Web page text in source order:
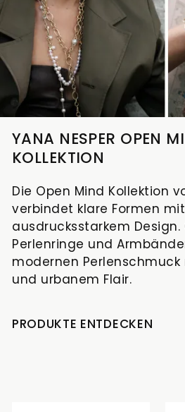
YANA NESPER OPEN
KOLLEKTION
Die Open Mind Kollektion
verbindet klare Formen mit
ausdrucksstarkem
Perlenringe und
modernen
und urbanem Flair.
PRODUKTE ENTDECKEN